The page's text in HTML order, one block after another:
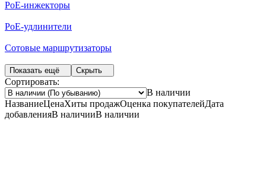
PoE-инжекторы
PoE-удлинители
Сотовые маршрутизаторы
Показать ещё Скрыть
Сортировать:
В наличии
НазваниеЦенаХиты продажОценка покупателейДата
добавленияВ наличииВ наличии